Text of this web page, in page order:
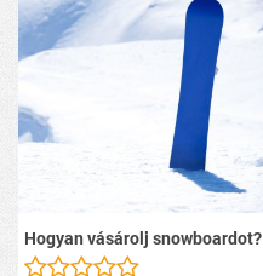
Hogyan vásárolj snowboardot?